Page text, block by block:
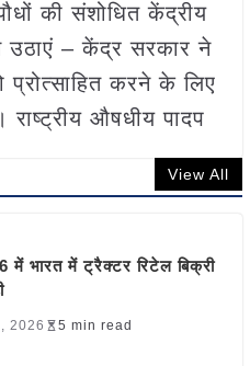
की संशोधित केंद्रीय
उठाएं – केंद्र सरकार ने
करने के लिए
औषधीय पादप
View All
में भारत में ट्रैक्टर रिटेल बिक्री
2026 5 min read